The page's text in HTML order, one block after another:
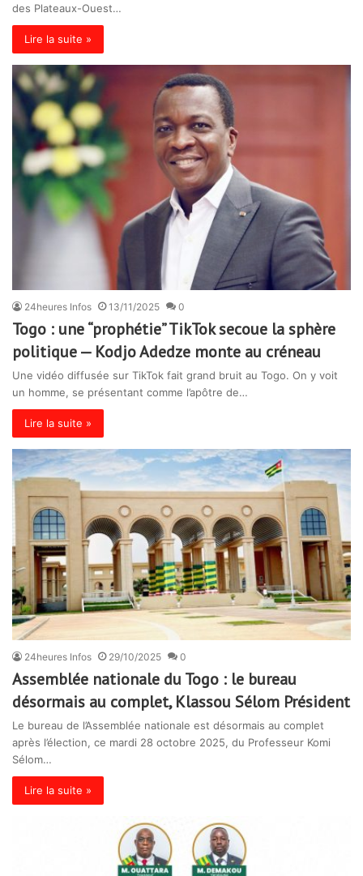
des Plateaux-Ouest…
Lire la suite »
24heures Infos 13/11/2025 0
Togo : une “prophétie” TikTok secoue la sphère
politique — Kodjo Adedze monte au créneau
Une vidéo diffusée sur TikTok fait grand bruit au Togo. On y voit
un homme, se présentant comme l’apôtre de…
Lire la suite »
24heures Infos 29/10/2025 0
Assemblée nationale du Togo : le bureau
désormais au complet, Klassou Sélom Président
Le bureau de l’Assemblée nationale est désormais au complet
après l’élection, ce mardi 28 octobre 2025, du Professeur Komi
Sélom…
Lire la suite »